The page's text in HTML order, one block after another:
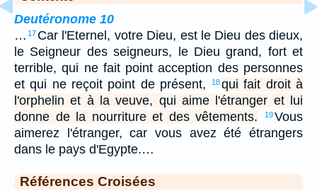
Deutéronome 10
… 17 Car l'Eternel, votre Dieu, est le Dieu des dieux,
le Seigneur des seigneurs, le Dieu grand, fort et
terrible, qui ne fait point acception des personnes
et qui ne reçoit point de présent,
18qui fait droit à
l'orphelin et à la veuve, qui aime l'étranger et lui
donne de la nourriture et des vêtements.
19Vous
aimerez l'étranger, car vous avez été étrangers
dans le pays d'Egypte.…
Références Croisées